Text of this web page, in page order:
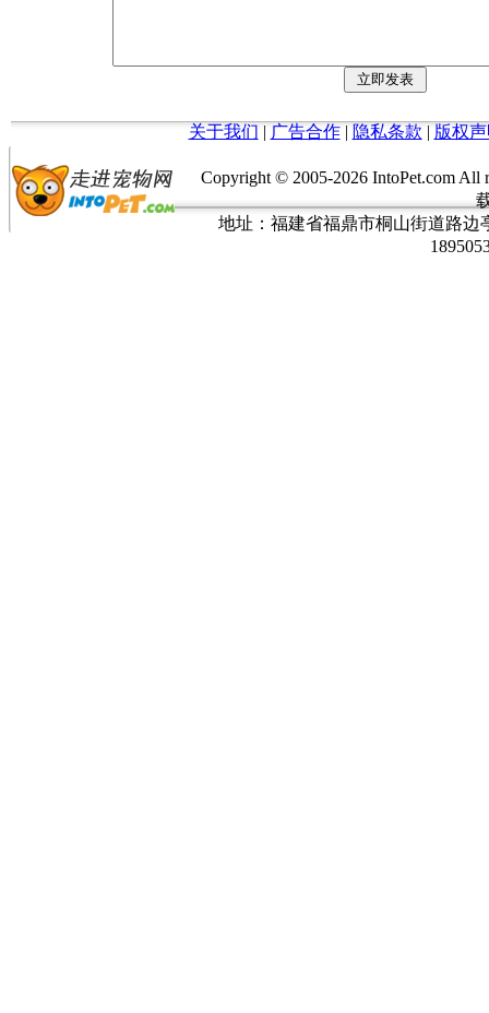
关于我们 | 广告合作| 隐私条款 | 版权
Copyright © 2005-2026 IntoPet.com
地址：福建省福鼎市桐山街道路边